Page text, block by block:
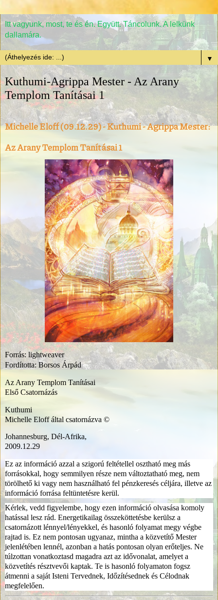
Itt vagyunk, most, te és én. Együtt. Táncolunk. A lelkünk
dallamára.
▼
Kuthumi-Agrippa Mester - Az Arany
Templom Tanításai 1
Michelle Eloff (09.12.29) - Kuthumi - Agrippa Mester:
Az Arany Templom Tanításai 1
Forrás: lightweaver
Fordította:Borsos Árpád
Az Arany Templom Tanításai
Első Csatornázás
Kuthumi
Michelle Eloff által csatornázva ©
Johannesburg, Dél-Afrika,
2009.12.29
Ez az információ azzal a szigorú feltétellel osztható meg más
forrásokkal, hogy semmilyen része nem változtatható meg, nem
törölhető ki vagy nem használható fel pénzkeresés céljára, illetve az
információ forrása feltüntetésre kerül.
Kérlek, vedd figyelembe, hogy ezen információ olvasása komoly
hatással lesz rád. Energetikailag összeköttetésbe kerülsz a
csatornázott lénnyel/lényekkel, és hasonló folyamat megy végbe
rajtad is. Ez nem pontosan ugyanaz, mintha a közvetítő Mester
jelenlétében lennél, azonban a hatás pontosan olyan erőteljes. Ne
túlzottan vonatkoztasd magadra azt az idővonalat, amelyet a
közvetítés résztvevői kaptak. Te is hasonló folyamaton fogsz
átmenni a saját Isteni Tervednek, Időzítésednek és Célodnak
megfelelően.